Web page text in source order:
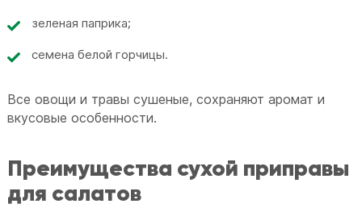
зеленая паприка;
семена белой горчицы.
Все овощи и травы сушеные, сохраняют аромат и
вкусовые особенности.
Преимущества сухой приправы
для салатов